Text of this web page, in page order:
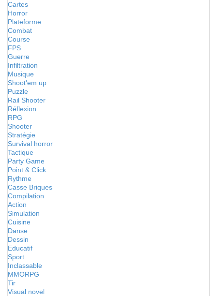
Cartes
Horror
Plateforme
Combat
Course
FPS
Guerre
Infiltration
Musique
Shoot'em up
Puzzle
Rail Shooter
Réflexion
RPG
Shooter
Stratégie
Survival horror
Tactique
Party Game
Point & Click
Rythme
Casse Briques
Compilation
Action
Simulation
Cuisine
Danse
Dessin
Educatif
Sport
Inclassable
MMORPG
Tir
Visual novel